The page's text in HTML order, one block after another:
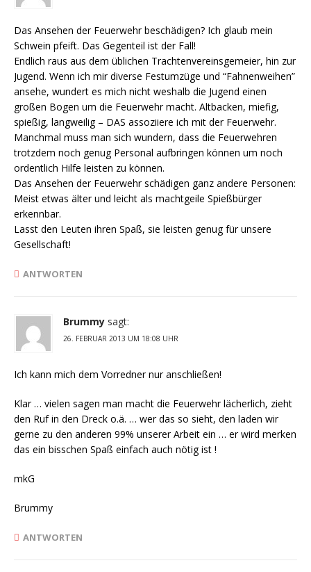
Das Ansehen der Feuerwehr beschädigen? Ich glaub mein
Schwein pfeift. Das Gegenteil ist der Fall!
Endlich raus aus dem üblichen Trachtenvereinsgemeier, hin zur
Jugend. Wenn ich mir diverse Festumzüge und “Fahnenweihen”
ansehe, wundert es mich nicht weshalb die Jugend einen
großen Bogen um die Feuerwehr macht. Altbacken, miefig,
spießig, langweilig – DAS assoziiere ich mit der Feuerwehr.
Manchmal muss man sich wundern, dass die Feuerwehren
trotzdem noch genug Personal aufbringen können um noch
ordentlich Hilfe leisten zu können.
Das Ansehen der Feuerwehr schädigen ganz andere Personen:
Meist etwas älter und leicht als machtgeile Spießbürger
erkennbar.
Lasst den Leuten ihren Spaß, sie leisten genug für unsere
Gesellschaft!
ANTWORTEN
Brummy sagt:
26. FEBRUAR 2013 UM 18:08 UHR
Ich kann mich dem Vorredner nur anschließen!
Klar … vielen sagen man macht die Feuerwehr lächerlich, zieht
den Ruf in den Dreck o.ä. … wer das so sieht, den laden wir
gerne zu den anderen 99% unserer Arbeit ein … er wird merken
das ein bisschen Spaß einfach auch nötig ist !
mkG
Brummy
ANTWORTEN